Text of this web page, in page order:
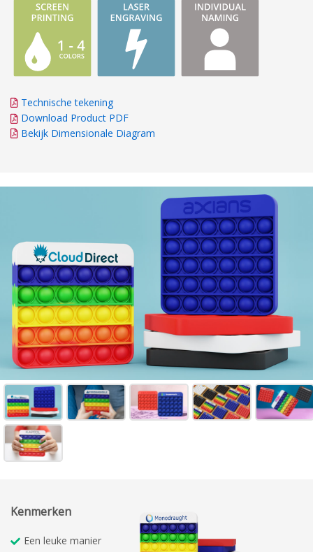
Technische tekening
Download Product PDF
Bekijk Dimensionale Diagram
Kenmerken
Een leuke manier